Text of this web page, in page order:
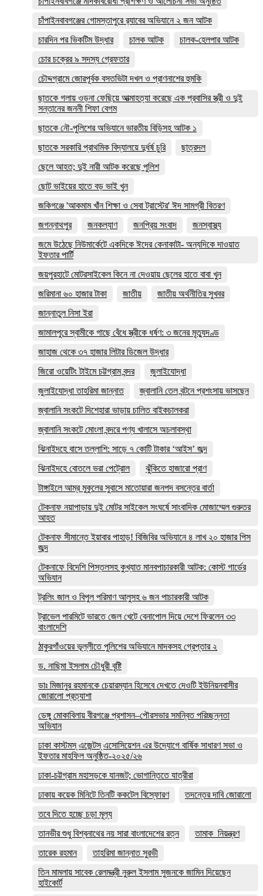
চাঁপাইনবাবগঞ্জের গোমস্তাপুরে র‍্যাবের অভিযানে ২ জন আটক
চারদিন পর ভিকটিম উদ্ধার
চালক আটক
চালক-হেলপার আটক
চোর চক্রের ৯ সদস্য গ্রেফতার
চৌদ্দগ্রামে জোরপূর্বক বসতভিটা দখল ও প্রাণনাশের হুমকি
ছাতকে গলায় ওড়না ফেছিয়ে আত্মাহত্যা করেছে এক প্রবাসির স্ত্রী ও দুই
সন্তানের জননী শিফা বেগম
ছাতকে নৌ-পুলিশের অভিযানে ভারতীয় বিড়িসহ আটক ১
ছাতকে সরকারি প্রাথমিক বিদ্যালয়ে দুর্ধর্ষ চুরি
ছাত্রদল
ছেলে আহত; দুই নারী আটক করেছে পুলিশ
ছোট ভাইয়ের হাতে বড় ভাই খুন
জকিগঞ্জে 'আকমাম খাঁন শিক্ষা ও সেবা ট্রাস্টের' ঈদ সামগ্রী বিতরণ
জগন্নাথপুর
জনকল্যাণ জনপ্রিয় সংবাদ
জনস্বাস্থ্য
জমে উঠেছে নিউমার্কেটে একদিকে ঈদের কেনাকাটা- অন্যদিকে দাওয়াত
ইফতার পার্টি
জয়পুরহাটে মোটরসাইকেল কিনে না দেওয়ায় ছেলের হাতে বাবা খুন
জরিমানা ৬০ হাজার টাকা
জাতীয়
জাতীয় অর্থনীতির সুখবর
জান্নাতুল নিসা ইরা
জামালপুরে স্বামীকে গাছে বেঁধে স্ত্রীকে ধর্ষণ: ৩ জনের মৃত্যুদণ্ড
জাহাজ থেকে ৩৭ হাজার লিটার ডিজেল উদ্ধার
জিরো ওয়েটিং টাইমে চট্টগ্রাম বন্দর
জুলাইযোদ্ধা
জুলাইযোদ্ধা তাহরিমা জান্নাত
জ্বালানি তেল বন্টনে প্রশংসায় ভাসছেন
জ্বালানি সংকটে দিশেহারা ভাড়ায় চালিত বাইকচালকরা
জ্বালানি সংকটে মোংলা বন্দরে পণ্য খালাসে অচলাবস্থা
ঝিনাইদহে বাসে তল্লাশি: সাড়ে ৭ কোটি টাকার ‘আইস’ জব্দ
ঝিনাইদহে বোতলে ভরা পেট্রোল
ঝুঁকিতে হাজারো প্রাণ
টাঙ্গাইলে আম্র মুকুলের সুবাসে মাতোয়ারা জনপদ বসন্তের বার্তা
টেকনাফ নয়াপাড়ায় দুই মোটর সাইকেল সংঘর্ষে সাংবাদিক মোজাম্মেল গুরুতর
আহত
টেকনাফ সীমান্তে ইয়াবার পাহাড়! বিজিবির অভিযানে ৪ লাখ ২০ হাজার পিস
জব্দ
টেকনাফে বিদেশি পিস্তলসহ কুখ্যাত মানবপাচারকারী আটক: কোস্ট গার্ডের
অভিযান
ট্রলিং জাল ও বিপুল পরিমাণ আলুসহ ৬ জন পাচারকারী আটক
ট্রাভেল পারমিটে ভারতে জেল খেটে বেনাপোল দিয়ে দেশে ফিরলেন ৩৩
বাংলাদেশি
ঠাকুরগাঁওয়ের ভূল্লীতে পুলিশের অভিযানে মাদকসহ গ্রেপ্তার ২
ড. নাছিমা ইসলাম চৌধুরী বৃষ্টি
ডাঃ মিজানুর রহমানকে চেয়ারম্যান হিসেবে দেখতে দেওটি ইউনিয়নবাসীর
জোরালো প্রত্যাশা
ডেঙ্গু মোকাবিলায় বীরগঞ্জে প্রশাসন–পৌরসভার সমন্বিত পরিচ্ছন্নতা
অভিযান
ঢাকা কাস্টমস্ এজেন্টস্ এসোসিয়েশন এর উদ্যোগে বার্ষিক সাধারণ সভা ও
ইফতার মাহফিল অনুষ্ঠিত-২০২৫/২৬
ঢাকা-চট্টগ্রাম মহাসড়কে যানজট; ভোগান্তিতে যাত্রীরা
ঢাকায় কয়েক মিনিটে তিনটি ককটেল বিস্ফোরণ
তদন্তের দাবি জোরালো
তবে দিতে হচ্ছে চড়া মূল্য
তানভীর শুধু বিশ্বনাথের নয় সারা বাংলাদেশের রত্ন
তামাক_নিয়ন্ত্রণ
তারেক রহমান
তাহরিমা জান্নাত সুরভী
তিন মামলায় সাবেক রেলমন্ত্রী নুরুল ইসলাম সুজনকে জামিন দিয়েছেন
হাইকোর্ট